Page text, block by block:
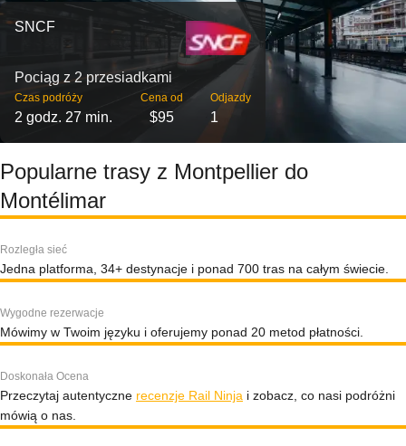
SNCF
Pociąg z 2 przesiadkami
Czas podróży
2 godz. 27 min.
Cena od
$95
Odjazdy
1
Popularne trasy z Montpellier do
Montélimar
Rozległa sieć
Jedna platforma, 34+ destynacje i ponad 700 tras na całym świecie.
Wygodne rezerwacje
Mówimy w Twoim języku i oferujemy ponad 20 metod płatności.
Doskonała Ocena
Przeczytaj autentyczne recenzje Rail Ninja i zobacz, co nasi podróżni
mówią o nas.